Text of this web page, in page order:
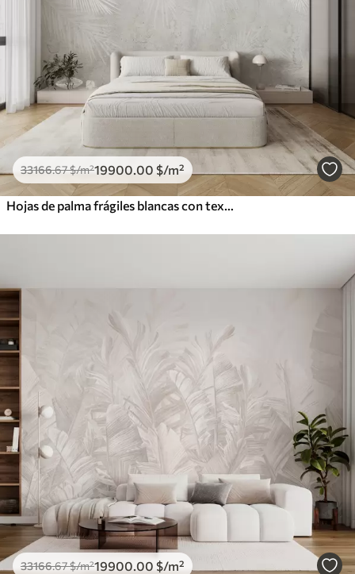
33166.67$/m²19900 .00 $/m²
33166.67$/m²19900 .00 $/m²